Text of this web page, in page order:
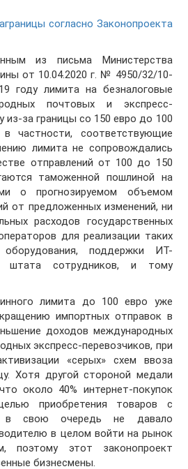
согласно Законопроекта
из письма Министерства
от 10.04.2020 г. № 4950/32/10-
году лимита на безналоговые
почтовых и экспресс-
из-за границы со 150 евро до 100
частности, соответствующие
лимита не сопровождались
отправлений от 100 до 150
таможенной пошлиной на
о прогнозируемом объемом
от предложенных изменений, ни
расходов государственных
для реализации таких
оборудования, поддержки ИТ-
штата сотрудников, и тому
лимита до 100 евро уже
импортных отправок в
доходов международных
экспресс-перевозчиков, при
«серых» схем ввоза
Хотя другой стороной медали
около 40% интернет-покупок
приобретения товаров с
в свою очередь не давало
в целом войти на рынок
поэтому этот законопроект
бизнесмены.